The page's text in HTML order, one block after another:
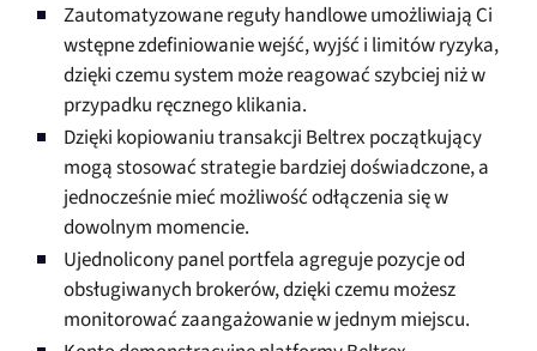
Zautomatyzowane reguły handlowe umożliwiają Ci
wstępne zdefiniowanie wejść, wyjść i limitów ryzyka,
dzięki czemu system może reagować szybciej niż w
przypadku ręcznego klikania.
Dzięki kopiowaniu transakcji Beltrex początkujący
mogą stosować strategie bardziej doświadczone, a
jednocześnie mieć możliwość odłączenia się w
dowolnym momencie.
Ujednolicony panel portfela agreguje pozycje od
obsługiwanych brokerów, dzięki czemu możesz
monitorować zaangażowanie w jednym miejscu.